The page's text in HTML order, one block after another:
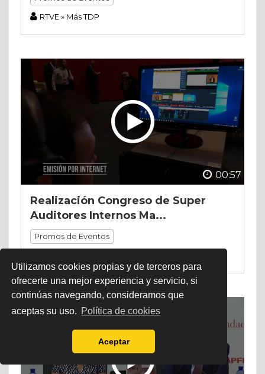
Utilizamos cookies propias y de terceros para
ofrecerte una mejor experiencia y servicio, si
continúas navegando, consideramos que
aceptas su uso. Política de cookies
Aceptar
RTVE » Más TDP
00:57
Realización Congreso de Super
Auditores Internos Ma...
Promos de Eventos